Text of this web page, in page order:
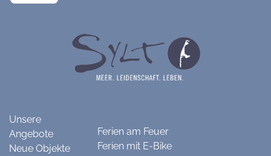
Unsere
Angebote
Neue Objekte
Ferien am Feuer
Ferien mit E-Bike